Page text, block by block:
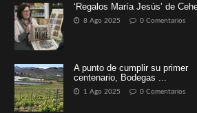
‘Regalos María Jesús’ de
8 Ago 2025 0 Comentarios
A punto de cumplir su primer
centenario, Bodegas ...
1 Ago 2025 0 Comentarios